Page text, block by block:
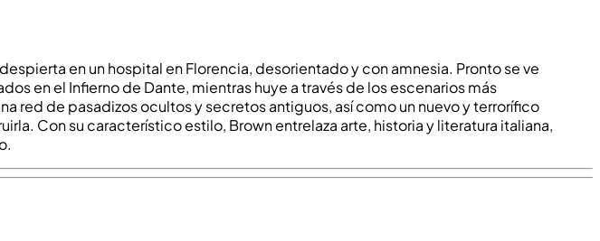
en un hospital en Florencia, desorientado y con amnesia. Pronto se ve
en el Infierno de Dante, mientras huye a través de los escenarios más
red de pasadizos ocultos y secretos antiguos, así como un nuevo y terrorífico
Con su característico estilo, Brown entrelaza arte, historia y literatura italiana,